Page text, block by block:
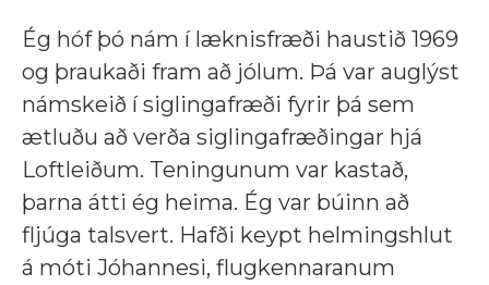
Ég hóf þó nám í læknisfræði haustið 1969
og þraukaði fram að jólum. Þá var auglýst
námskeið í siglingafræði fyrir þá sem
ætluðu að verða siglingafræðingar hjá
Loftleiðum. Teningunum var kastað,
þarna átti ég heima. Ég var búinn að
fljúga talsvert. Hafði keypt helmingshlut
á móti Jóhannesi, flugkennaranum